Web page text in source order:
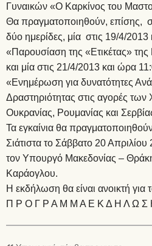
Γυναικών «Ο Καρκίνος του
Θα πραγματοποιηθούν, επίσης,
δύο ημερίδες, μία στις 19/4/
«Παρουσίαση της «Ετικέτας»
και μία στις 21/4/2013 και ώρα
«Ενημέρωση για δυνατότητες
Δραστηριότητας στις αγορές
Ουκρανίας, Ρουμανίας και
Τα εγκαίνια θα
Σιάτιστα το Σάββατο 20
τον Υπουργό Μακεδονίας –
Καράογλου.
Η εκδήλωση θα είναι ανοικτή για
Π Ρ Ο Γ Ρ Α Μ Μ Α Ε Κ Δ Η Λ Ω Σ